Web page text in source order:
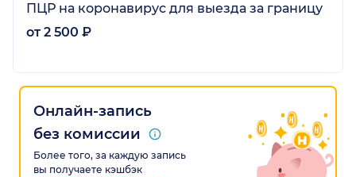
ПЦР на коронавирус для выезда за границу
от 2 500 ₽
Онлайн-запись
без комиссии
Более того, за каждую запись
вы получаете кэшбэк